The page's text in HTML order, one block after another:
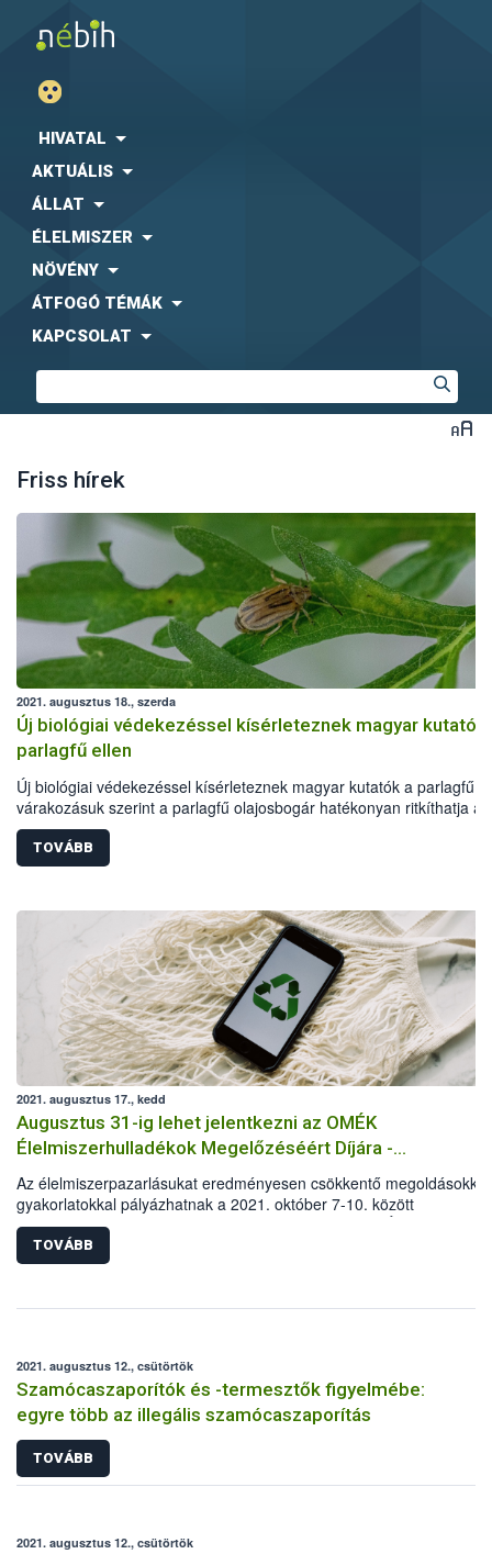
HIVATAL
AKTUÁLIS
ÁLLAT
ÉLELMISZER
NÖVÉNY
ÁTFOGÓ TÉMÁK
KAPCSOLAT
Friss hírek
2021. augusztus 18., szerda
Új biológiai védekezéssel kísérleteznek magyar kutatók
parlagfű ellen
Új biológiai védekezéssel kísérleteznek magyar kutatók a parlagfű
várakozásuk szerint a parlagfű olajosbogár hatékonyan ritkíthatja a
gyomnövényt - jelentették be a Nemzeti Élelmiszerlánc-biztonsági
Hivatal (Nébih), valamint az Eötvös Loránd Kutató Hálózat
Agrártudományi Kutatóközpont Növényvédelmi Intézetének (ATK
TOVÁBB
2021. augusztus 17., kedd
Augusztus 31-ig lehet jelentkezni az OMÉK
Élelmiszerhulladékok Megelőzéséért Díjára -
meghosszabbítva: 2021. szeptember 6-ig!
Az élelmiszerpazarlásukat eredményesen csökkentő
gyakorlatokkal pályázhatnak a 2021. október 7-10. között
megrendezésre kerülő Országos Mezőgazdasági és Élelmiszeripari
Kiállítás és Vásár (OMÉK) kiállítói. A Nemzeti Élelmiszerlánc-
Hivatal (Nébih) „OMÉK Élelmiszerhulladékok Megelőzéséért Díjára”
előállítás és az élelmiszerkereskedelem területén is díjazzák az
TOVÁBB
2021. augusztus 12., csütörtök
Szamócaszaporítók és -termesztők figyelmébe:
egyre több az illegális szamócaszaporítás
TOVÁBB
2021. augusztus 12., csütörtök